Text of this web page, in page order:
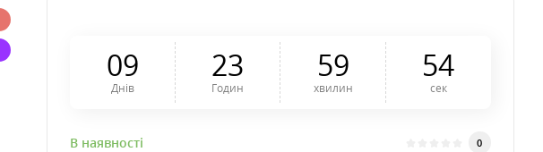
09
Днів
23
Годин
59
хвилин
53
сек
В наявності 0